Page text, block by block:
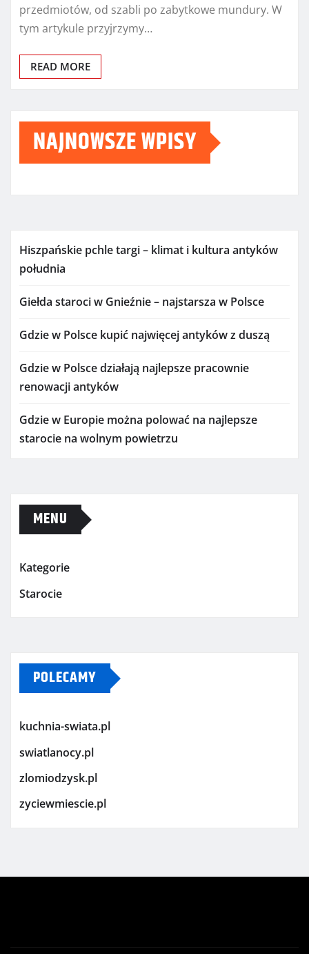
przedmiotów, od szabli po zabytkowe mundury. W
tym artykule przyjrzymy…
READ MORE
NAJNOWSZE WPISY
Hiszpańskie pchle targi – klimat i kultura antyków
południa
Giełda staroci w Gnieźnie – najstarsza w Polsce
Gdzie w Polsce kupić najwięcej antyków z duszą
Gdzie w Polsce działają najlepsze pracownie
renowacji antyków
Gdzie w Europie można polować na najlepsze
starocie na wolnym powietrzu
MENU
Kategorie
Starocie
POLECAMY
kuchnia-swiata.pl
swiatlanocy.pl
zlomiodzysk.pl
zyciewmiescie.pl